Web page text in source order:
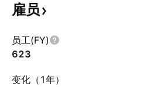
雇员
员工(FY)
623
变化（1年）